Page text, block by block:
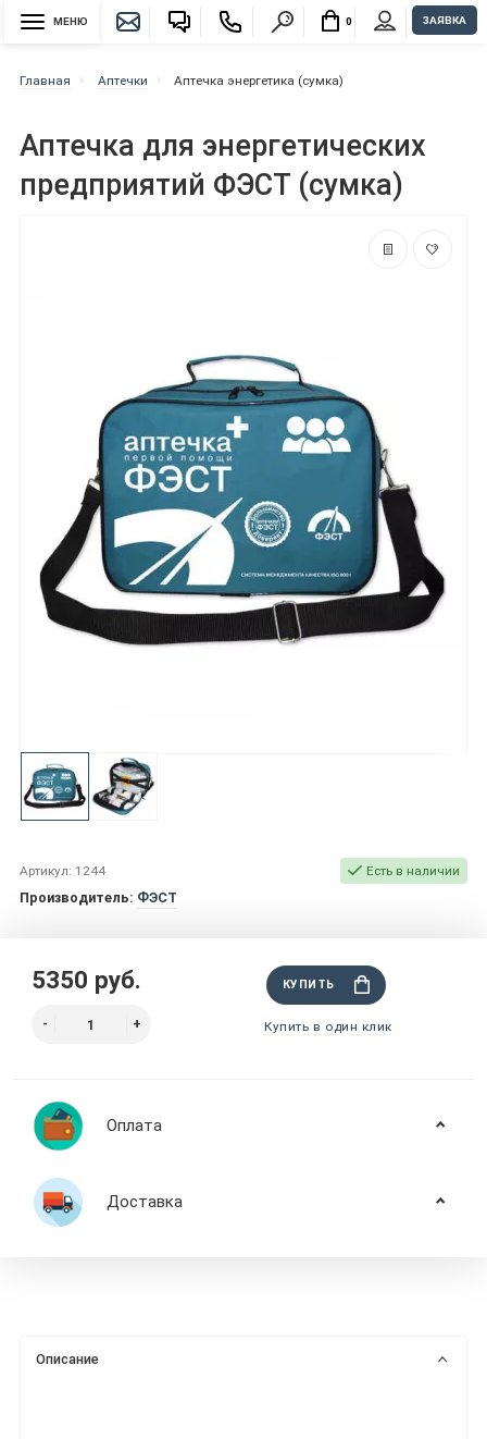
МЕНЮ 0 ЗАЯВКА
Главная Аптечки Аптечка энергетика (сумка)
Аптечка для энергетических
предприятий ФЭСТ (сумка)
Артикул: 1244 Есть в наличии
Производитель: ФЭСТ
5350 руб. КУПИТЬ
Купить в один клик
Оплата
Доставка
Описание